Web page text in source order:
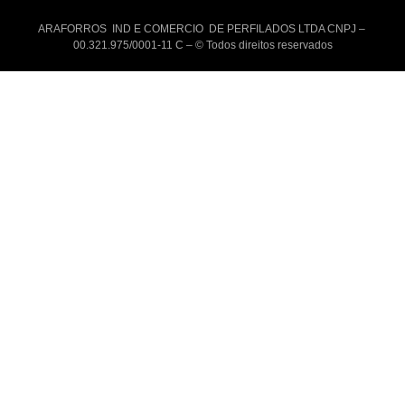
ARAFORROS IND E COMERCIO DE PERFILADOS LTDA CNPJ –
00.321.975/0001-11 C – © Todos direitos reservados